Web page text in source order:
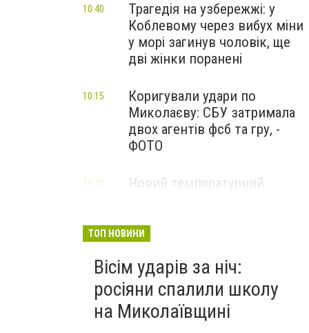
Трагедія на узбережжі: у
Коблевому через вибух міни
у морі загинув чоловік, ще
дві жінки поранені
10:40
Коригували удари по
Миколаєву: СБУ затримала
двох агентів фсб та гру, -
ФОТО
10:15
Новий температурний
09:30
ТОП НОВИНИ
Вісім ударів за ніч:
росіяни спалили школу
на Миколаївщині